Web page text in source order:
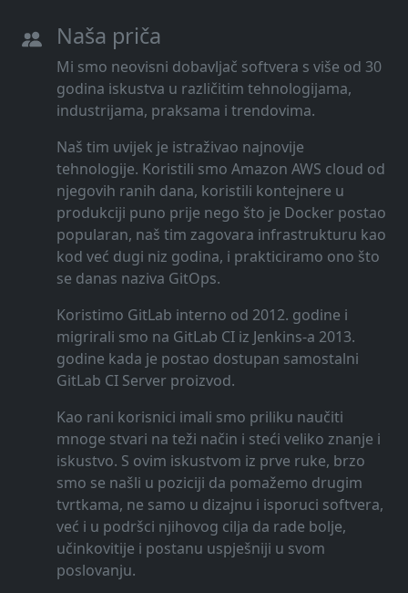
Naša priča
Mi smo neovisni dobavljač softvera s više od 30
godina iskustva u različitim tehnologijama,
industrijama, praksama i trendovima.
Naš tim uvijek je istraživao najnovije
tehnologije. Koristili smo Amazon AWS cloud od
njegovih ranih dana, koristili kontejnere u
produkciji puno prije nego što je Docker postao
popularan, naš tim zagovara infrastrukturu kao
kod već dugi niz godina, i prakticiramo ono što
se danas naziva GitOps.
Koristimo GitLab interno od 2012. godine i
migrirali smo na GitLab CI iz Jenkins-a 2013.
godine kada je postao dostupan samostalni
GitLab CI Server proizvod.
Kao rani korisnici imali smo priliku naučiti
mnoge stvari na teži način i steći veliko znanje i
iskustvo. S ovim iskustvom iz prve ruke, brzo
smo se našli u poziciji da pomažemo drugim
tvrtkama, ne samo u dizajnu i isporuci softvera,
već i u podršci njihovog cilja da rade bolje,
učinkovitije i postanu uspješniji u svom
poslovanju.